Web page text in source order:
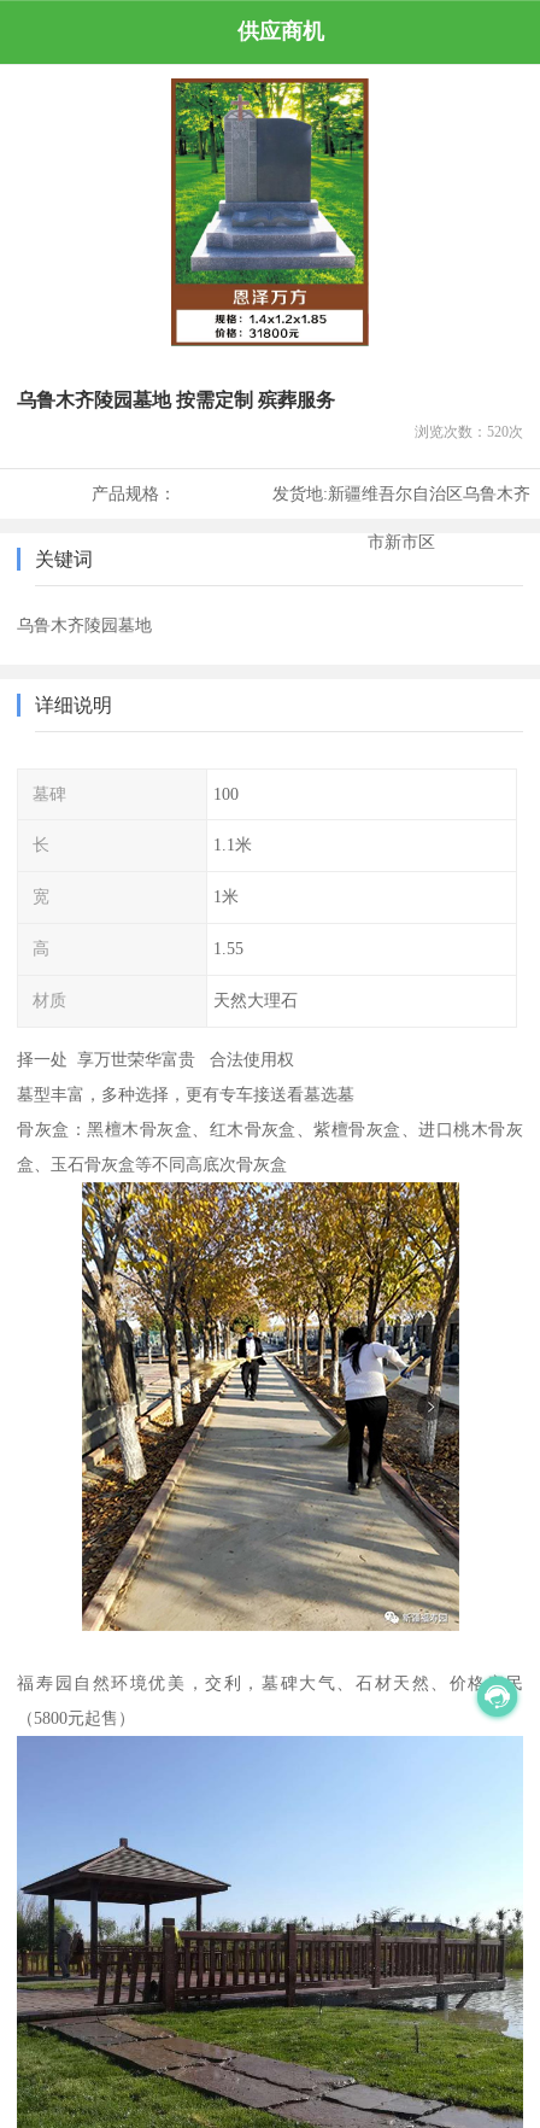
供应商机
乌鲁木齐陵园墓地 按需定制 殡葬服务
浏览次数： 520次
产品规格： 发货地:新疆维吾尔自治区乌鲁木齐
市新市区
关键词
乌鲁木齐陵园墓地
详细说明
墓碑 100
长 1.1米
宽 1米
高 1.55
材质 天然大理石
择一处 享万世荣华富贵 合法使用权
墓型丰富，多种选择，更有专车接送看墓选墓
骨灰盒：黑檀木骨灰盒、红木骨灰盒、紫檀骨灰盒、进口桃木骨灰
盒、玉石骨灰盒等不同高底次骨灰盒
福寿园自然环境优美，交利，墓碑大气、石材天然、价格亲民
（5800元起售）